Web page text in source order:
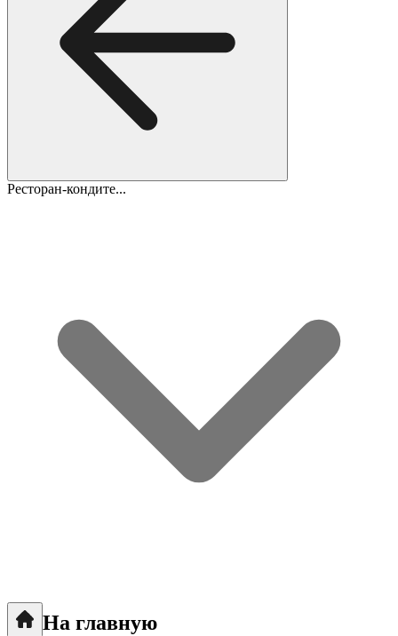
Ресторан-кондите...
На главную